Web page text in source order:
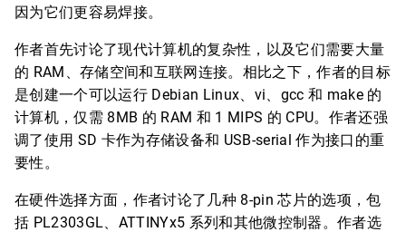
因为它们更容易焊接。
作者首先讨论了现代计算机的复杂性，以及它们需要大量
的 RAM、存储空间和互联网连接。相比之下，作者的目标
是创建一个可以运行 Debian Linux、vi、gcc 和 make 的
计算机，仅需 8MB 的 RAM 和 1 MIPS 的 CPU。作者还强
调了使用 SD 卡作为存储设备和 USB-serial 作为接口的重
要性。
在硬件选择方面，作者讨论了几种 8-pin 芯片的选项，包
括 PL2303GL、ATTINYx5 系列和其他微控制器。作者选